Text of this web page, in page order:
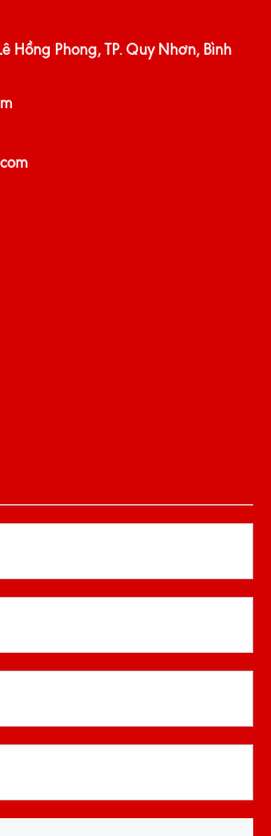
Hồng Phong, TP. Quy Nhơn, Bình